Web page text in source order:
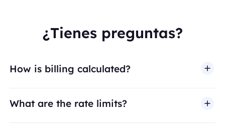
¿Tienes preguntas?
How is billing calculated?
What are the rate limits?